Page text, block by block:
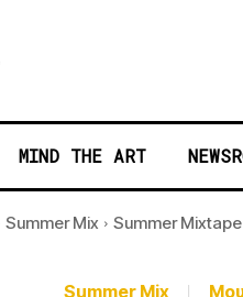
MIND THE ART
Summer Mix Summer
Summer Mix